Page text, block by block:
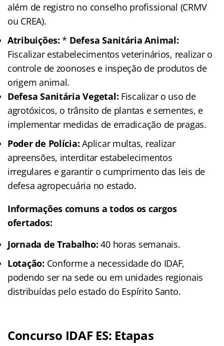
além de registro no conselho profissional (CRMV
ou CREA).
Atribuições: * Defesa Sanitária Animal:
Fiscalizar estabelecimentos veterinários, realizar o
controle de zoonoses e inspeção de produtos de
origem animal.
Defesa Sanitária Vegetal: Fiscalizar o uso de
agrotóxicos, o trânsito de plantas e sementes, e
implementar medidas de erradicação de pragas.
Poder de Polícia: Aplicar multas, realizar
apreensões, interditar estabelecimentos
irregulares e garantir o cumprimento das leis de
defesa agropecuária no estado.
Informações comuns a todos os cargos
ofertados:
Jornada de Trabalho: 40 horas semanais.
Lotação: Conforme a necessidade do IDAF,
podendo ser na sede ou em unidades regionais
distribuídas pelo estado do Espírito Santo.
Concurso IDAF ES: Etapas